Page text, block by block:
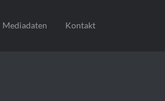
Mediadaten Kontakt